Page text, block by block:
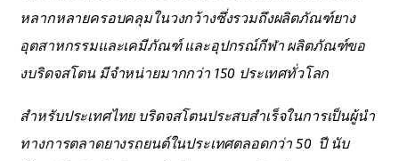
หลากหลายครอบคลุมในวงกว้างซึ่งรวมถึงผลิตภัณฑ์ยาง
อุตสาหกรรมและเคมีภัณฑ์ และอุปกรณ์กีฬา ผลิตภัณฑ์ขอ
งบริดจสโตน มีจำหน่ายมากกว่า 150 ประเทศทั่วโลก
สำหรับประเทศไทย บริดจสโตนประสบสำเร็จในการเป็นผู้นำ
ทางการตลาดยางรถยนต์ในประเทศตลอดกว่า 50 ปี นับ